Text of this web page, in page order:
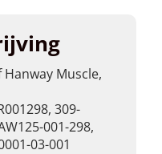
Muscle,
309-
001-298,
03-001